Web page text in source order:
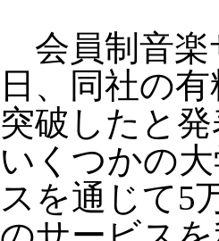
会員制音楽
日、同社の
突破したと
いくつかの
スを通じて5